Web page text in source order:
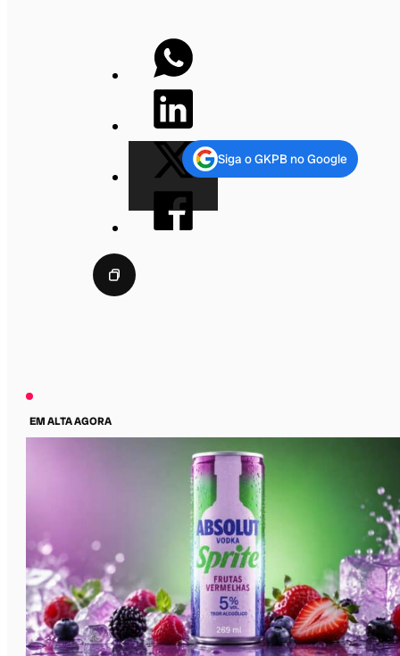
Siga o GKPB no Google
EM ALTA AGORA